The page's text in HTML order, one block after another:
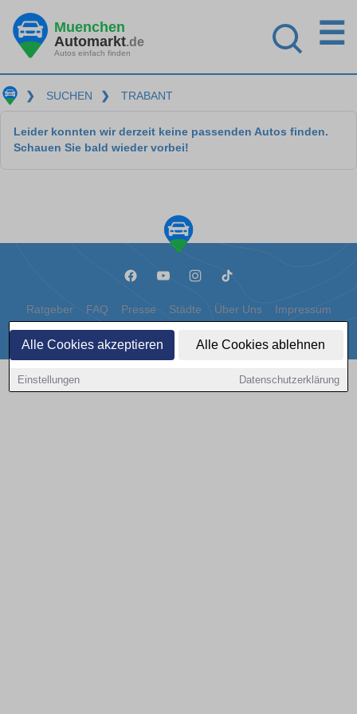
Alle Cookies akzeptieren Alle Cookies ablehnen
Einstellungen Datenschutzerklärung
Muenchen
Automarkt.de
Autos einfach finden
☰
❯ SUCHEN ❯ TRABANT
Leider konnten wir derzeit keine passenden Autos finden.
Schauen Sie bald wieder vorbei!
Ratgeber FAQ Presse Städte Über Uns Impressum
Datenschutz Cookies
Copyright © 2000 - 2026 | 1A Infosysteme GmbH | Content by: 1a-sites-autos